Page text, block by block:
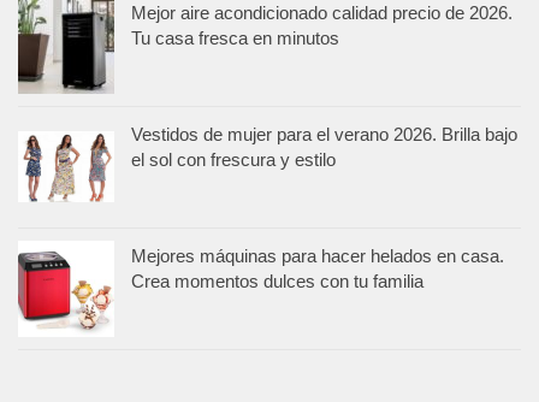
Mejor aire acondicionado calidad precio de 2026.
Tu casa fresca en minutos
Vestidos de mujer para el verano 2026. Brilla bajo
el sol con frescura y estilo
Mejores máquinas para hacer helados en casa.
Crea momentos dulces con tu familia